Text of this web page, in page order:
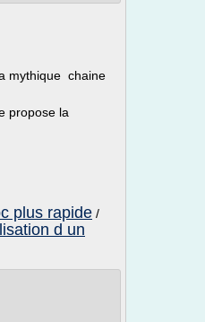
mythique chaine
propose la
plus rapide /
d un